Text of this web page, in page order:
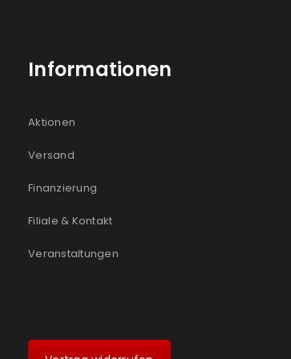
Informationen
Aktionen
Versand
Finanzierung
Filiale & Kontakt
Veranstaltungen